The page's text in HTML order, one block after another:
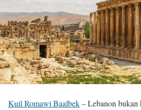
Kuil Romawi Baalbek– Lebanon bukan